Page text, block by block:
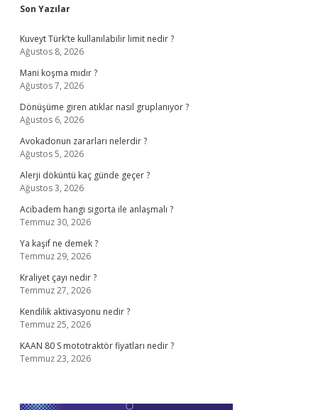
Sidebar
Son Yazılar
Kuveyt Türk’te kullanılabilir limit nedir ?
Ağustos 8, 2026
Mani koşma mıdır ?
Ağustos 7, 2026
Dönüşüme giren atıklar nasıl gruplanıyor ?
Ağustos 6, 2026
Avokadonun zararları nelerdir ?
Ağustos 5, 2026
Alerji döküntü kaç günde geçer ?
Ağustos 3, 2026
Acibadem hangi sigorta ile anlaşmalı ?
Temmuz 30, 2026
Ya kaşif ne demek ?
Temmuz 29, 2026
Kraliyet çayı nedir ?
Temmuz 27, 2026
Kendilik aktivasyonu nedir ?
Temmuz 25, 2026
KAAN 80 S mototraktör fiyatları nedir ?
Temmuz 23, 2026